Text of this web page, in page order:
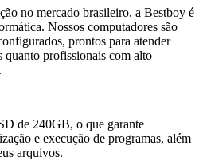
no mercado brasileiro, a Bestboy é
Nossos computadores são
prontos para atender
quanto profissionais com alto
de 240GB, o que garante
e execução de programas, além
arquivos.